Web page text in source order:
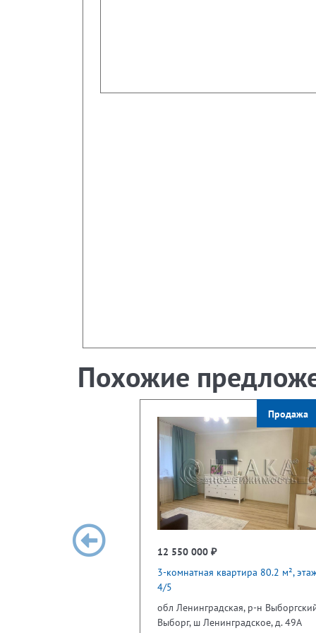
Похожие
Продажа
12 550 000 ₽
3-комнатная квартира 80.2 м²,
4/5
обл Ленинградская, р-н
Выборг, ш Ленинградское, д. 49А